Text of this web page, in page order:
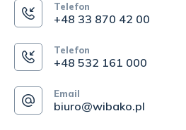
Telefon
+48 33 870 42 00
Telefon
+48 532 161 000
Email
biuro@wibako.pl